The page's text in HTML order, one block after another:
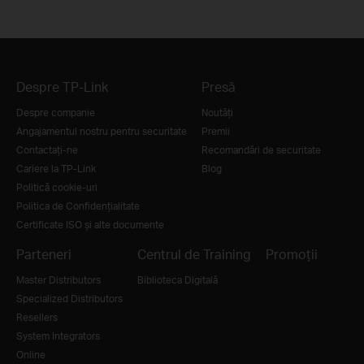
Despre TP-Link
Despre companie
Angajamentul nostru pentru securitate
Contactați-ne
Cariere la TP-Link
Politică cookie-uri
Politica de Confidențialitate
Certificate ISO și alte documente
Presă
Noutăţi
Premii
Recomandări de securitate
Blog
Parteneri
Master Distributors
Specialized Distributors
Resellers
System Integrators
Online
Centrul de Training
Biblioteca Digitală
Promoții